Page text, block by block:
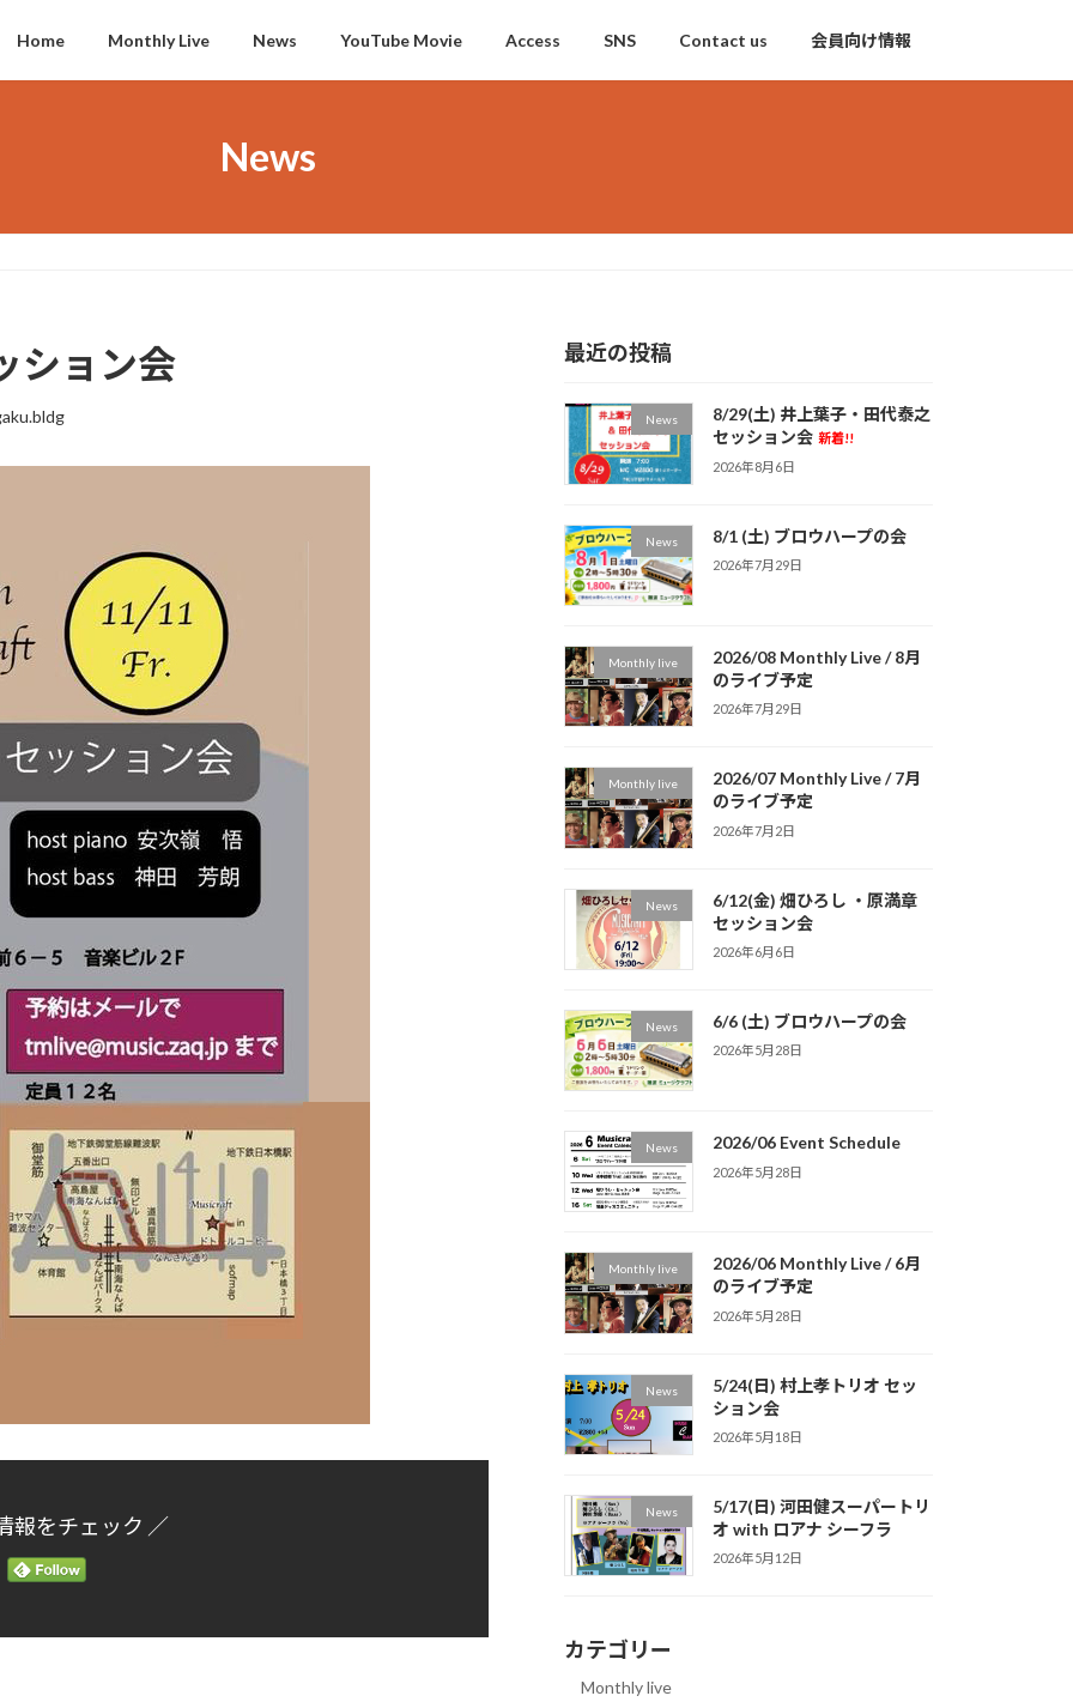
Home Monthly Live News YouTube Movie Access SNS Contact us 会員向け情報
News
ション会
報をチェック ／
最近の投稿
News
8/29(土) 井上葉子・田代泰之
セッション会 新着!!
2026年8月6日
News 8/1 (土) ブロウハープの会
2026年7月29日
Monthly live
2026/08 Monthly Live / 8月
のライブ予定
2026年7月29日
Monthly live
2026/07 Monthly Live / 7月
のライブ予定
2026年7月2日
News
6/12(金) 畑ひろし ・原満章
セッション会
2026年6月6日
News 6/6 (土) ブロウハープの会
2026年5月28日
News 2026/06 Event Schedule
2026年5月28日
Monthly live
2026/06 Monthly Live / 6月
のライブ予定
2026年5月28日
News
5/24(日) 村上孝トリオ セッ
ション会
2026年5月18日
News
5/17(日) 河田健スーパートリ
オ with ロアナ シーフラ
2026年5月12日
カテゴリー
Monthly live